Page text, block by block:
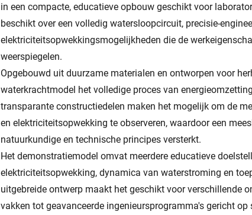
in een compacte, educatieve opbouw geschikt voor
beschikt over een volledig watersloopcircuit, precisie-
elektriciteitsopwekkingsmogelijkheden die de
weerspiegelen.
Opgebouwd uit duurzame materialen en ontworpen voor
waterkrachtmodel het volledige proces van
transparante constructiedelen maken het mogelijk om de
en elektriciteitsopwekking te observeren, waardoor een
natuurkundige en technische principes versterkt.
Het demonstratiemodel omvat meerdere educatieve
elektriciteitsopwekking, dynamica van waterstroming en
uitgebreide ontwerp maakt het geschikt voor verschillende
vakken tot geavanceerde ingenieursprogramma's gericht